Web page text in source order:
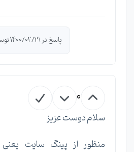
پاسخ در 1400/02/19 توسط
0
سلام دوست عزیز
منظور از پینگ سایت